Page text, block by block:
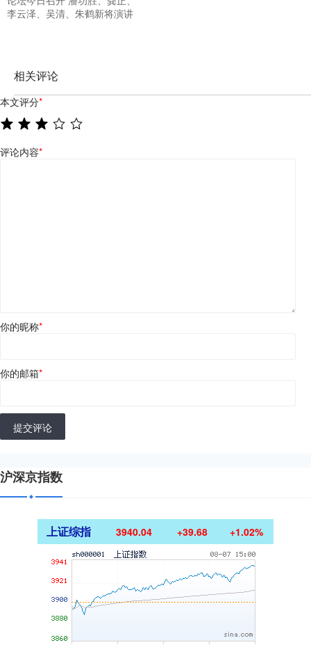
李云泽、吴清、朱鹤新将演讲
相关评论
本文评分*
评论内容*
你的昵称*
你的邮箱*
提交评论
沪深京指数
上证综指 3940.04 +39.68 +1.02%